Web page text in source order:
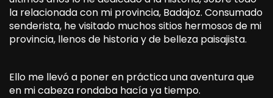
la relacionada con mi provincia, Badajoz. Consumado
senderista, he visitado muchos sitios hermosos de mi
provincia, llenos de historia y de belleza paisajista.
Ello me llevó a poner en práctica una aventura que
en mi cabeza rondaba hacía ya tiempo.